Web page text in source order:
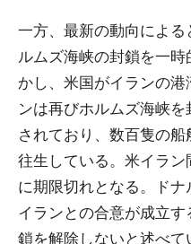
一方、最新の動向によ
ルムズ海峡の封鎖を一
かし、米国がイランの
ンは再びホルムズ海峡
されており、数百隻の
往生している。米イラ
に期限切れとなる。ドナ
イランとの合意が成立
鎖を解除しないと述べ